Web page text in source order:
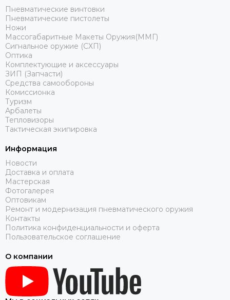
Пневматические винтовки
Пневматические пистолеты
Ножи
Массогабаритные Макеты Оружия(ММГ)
Сигнальное оружие (СХП)
Оптика
Комплектующие и аксессуары
ЗИП (Запчасти)
Средства самообороны
Комиссионка
Туризм
Арбалеты
Тепловизоры
Тактическая экипировка
Информация
Новости
Доставка и оплата
Мастерская
Фотогалерея
Оптовикам
Ремонт и модернизация пневматического оружия
Контакты
Политика конфиденциальности и оферта
Пользовательское соглашение
О компании